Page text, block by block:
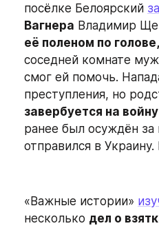
посёлке Белоярский
Вагнера Владимир
её поленом по
соседней комнате
смог ей помочь.
преступления, но
завербуется на
ранее был осуждён за
отправился в
«Важные истории»
несколько дел о